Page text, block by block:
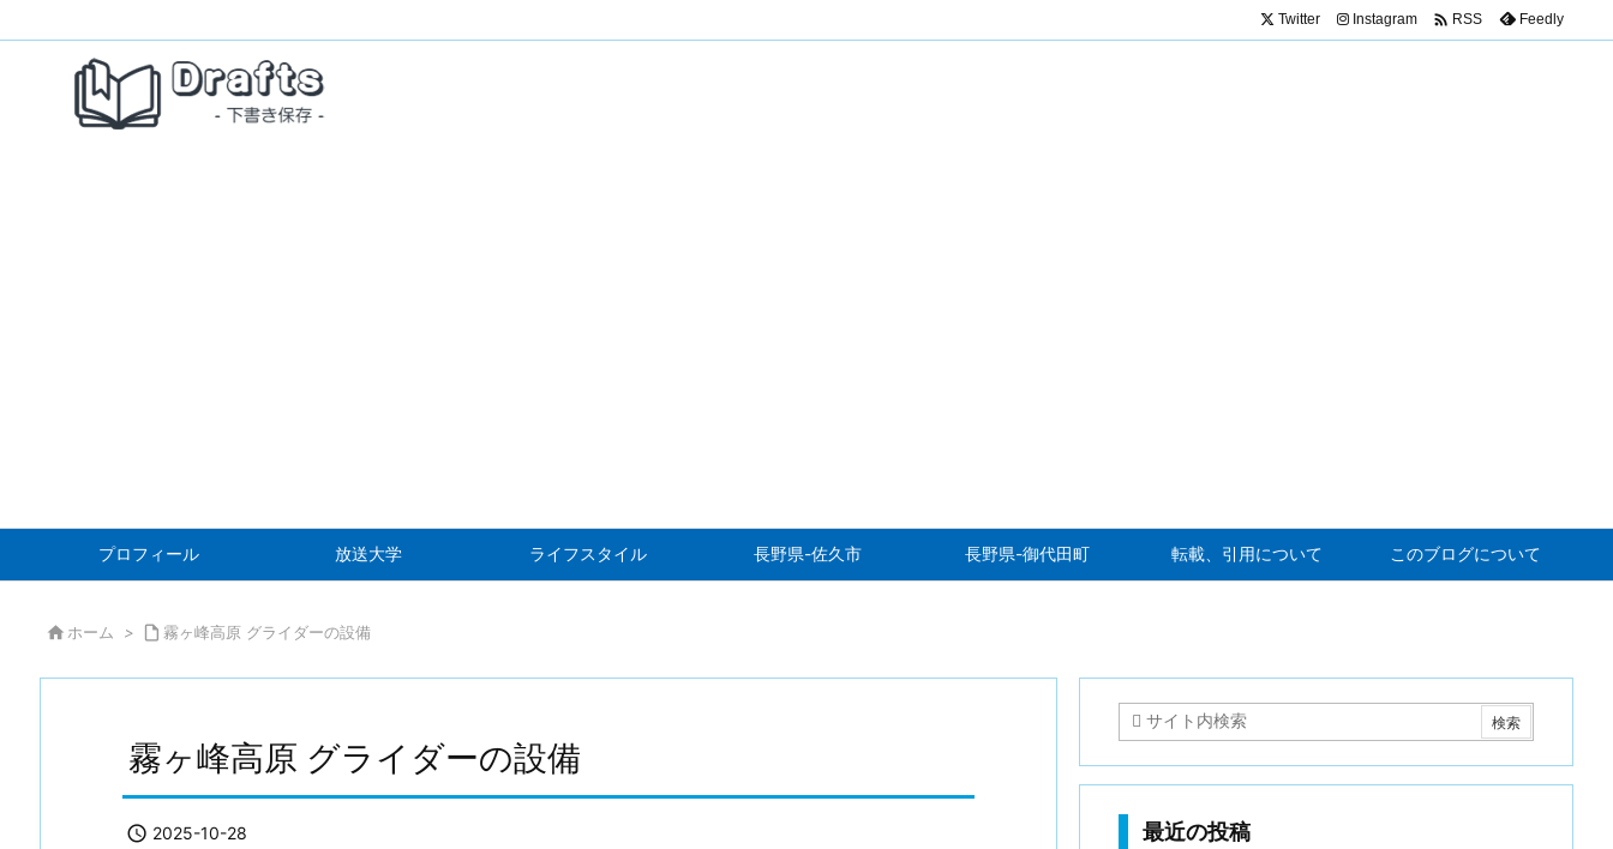
プロフィール 放送大学 ライフスタイル 長野県-佐久市 長野県-御代田町 転載、引用について このブログについて
Twitter Instagram  RSS Feedly
 ホーム >  霧ヶ峰高原 グライダーの設備
霧ヶ峰高原 グライダーの設備
 2025-10-28 最近の投稿